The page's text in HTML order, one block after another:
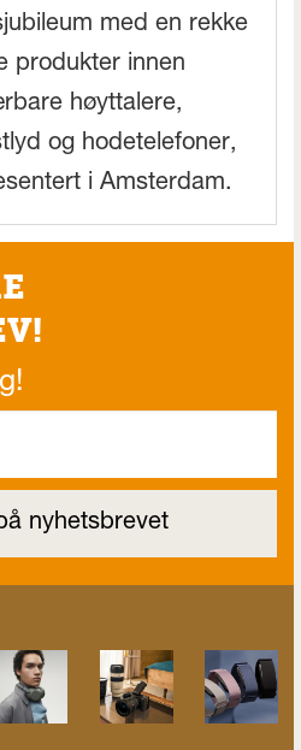
med en rekke
produkter innen
høyttalere,
og hodetelefoner,
i Amsterdam.